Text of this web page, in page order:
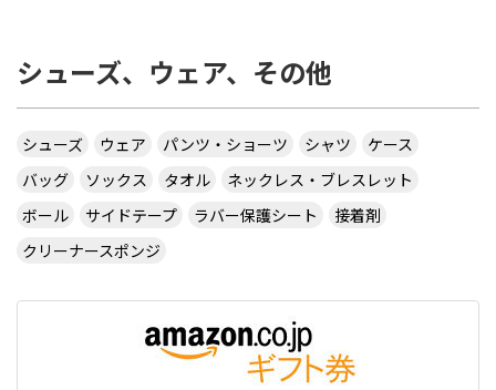
シューズ、ウェア、その他
シューズ ウェア パンツ・ショーツ シャツ
ケース
バッグ
ソックス タオル
ネックレス・ブレスレット
ボール
サイドテープ ラバー保護シート
接着剤
クリーナースポンジ